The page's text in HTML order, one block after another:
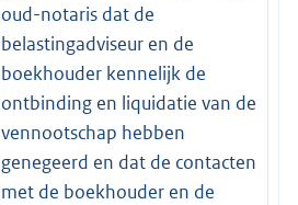
oud-notaris dat de
belastingadviseur en de
boekhouder kennelijk de
ontbinding en liquidatie van de
vennootschap hebben
genegeerd en dat de contacten
met de boekhouder en de